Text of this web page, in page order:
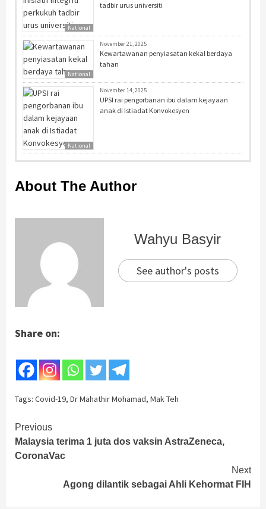
National
tadbir urus universiti
National
November 21, 2025
Kewartawanan penyiasatan kekal berdaya
tahan
National
November 14, 2025
UPSI rai pengorbanan ibu dalam kejayaan
anak di Istiadat Konvokesyen
About The Author
Wahyu Basyir
See author's posts
Share on:
Tags: Covid-19, Dr Mahathir Mohamad, Mak Teh
Continue
Reading
Previous
Malaysia terima 1 juta dos vaksin AstraZeneca,
CoronaVac
Next
Agong dilantik sebagai Ahli Kehormat FIH